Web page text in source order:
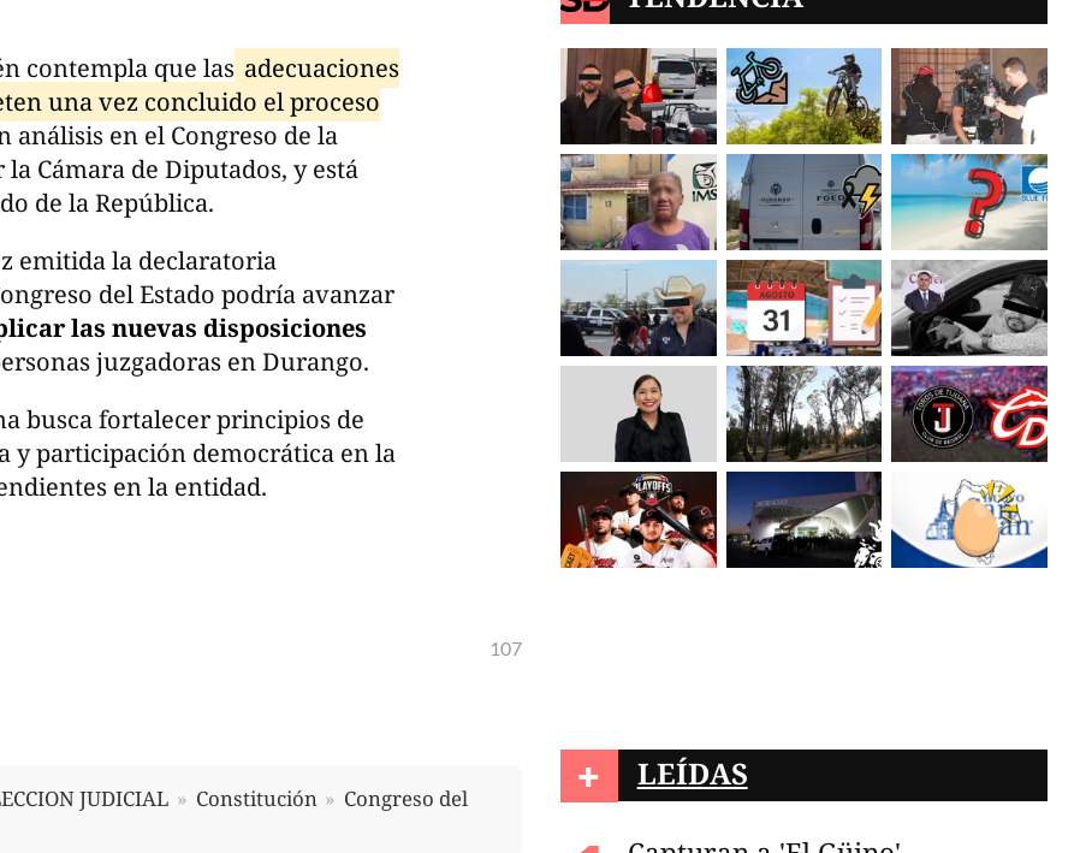
contempla que las adecuaciones
una vez concluido el proceso
análisis en el Congreso de la
Cámara de Diputados, y está
de la República.
emitida la declaratoria
del Estado podría avanzar
las nuevas disposiciones
juzgadoras en Durango.
busca fortalecer principios de
y participación democrática en la
en la entidad.
107
JUDICIAL Constitución
Congreso del
+ LEÍDAS